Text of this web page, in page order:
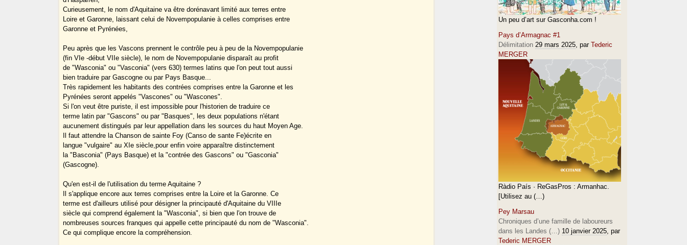
Curieusement, le nom d'Aquitaine va être dorénavant limité aux terres entre
Loire et Garonne, laissant celui de Novempopulanie à celles comprises entre
Garonne et Pyrénées,
Peu après que les Vascons prennent le contrôle peu à peu de la Novempopulanie
(fin VIe -début VIIe siècle), le nom de Novempopulanie disparaît au profit
de "Wasconia" ou "Vasconia" (vers 630) termes latins que l'on peut tout aussi
bien traduire par Gascogne ou par Pays Basque...
Très rapidement les habitants des contrées comprises entre la Garonne et les
Pyrénées seront appelés "Vascones" ou "Wascones".
Si l'on veut être puriste, il est impossible pour l'historien de traduire ce
terme latin par "Gascons" ou par "Basques", les deux populations n'étant
aucunement distingués par leur appellation dans les sources du haut Moyen Age.
Il faut attendre la Chanson de sainte Foy (Canso de sante Fe)écrite en
langue "vulgaire" au XIe siècle,pour enfin voire apparaître distinctement
la "Basconia" (Pays Basque) et la "contrée des Gascons" ou "Gasconia"
(Gascogne).
Qu'en est-il de l'utilisation du terme Aquitaine ?
Il s'applique encore aux terres comprises entre la Loire et la Garonne. Ce
terme est d'ailleurs utilisé pour désigner la principauté d'Aquitaine du VIIIe
siècle qui comprend également la "Wasconia", si bien que l'on trouve de
nombreuses sources franques qui appelle cette principauté du nom de "Wasconia".
Ce qui complique encore la compréhension.
Un peu d’art sur Gasconha.com !
Pays d’Armagnac #1
Délimitation 29 mars 2025, par Tederic
MERGER
Ràdio País · ReGasPros : Armanhac.
[Utilisez au (…)
Pey Marsau
Chroniques d’une famille de laboureurs
dans les Landes (…) 10 janvier 2025, par
Tederic MERGER